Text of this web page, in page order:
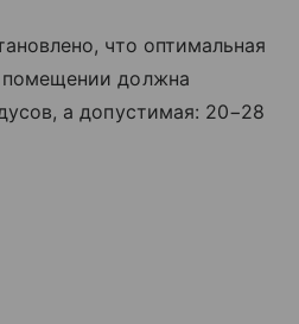
что оптимальная
должна
а допустимая: 20−28